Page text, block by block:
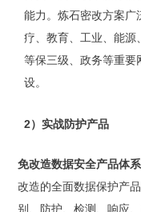
能力。炼石密改方案广
疗、教育、工业、能源
等保三级、政务等重要
设。
2）实战防护产品
免改造数据安全产品体
改造的全面数据保护产